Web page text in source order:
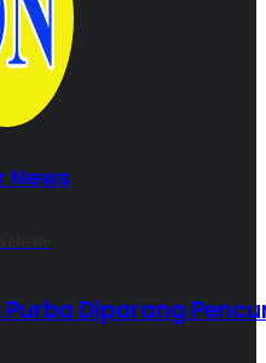
News
Diparang